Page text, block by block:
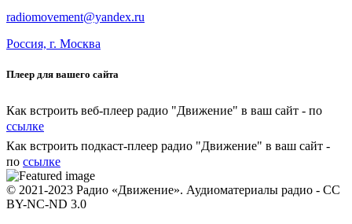
radiomovement@yandex.ru
Россия, г. Москва
Плеер для вашего сайта
Как встроить веб-плеер радио "Движение" в ваш сайт - по
ссылке
Как встроить подкаст-плеер радио "Движение" в ваш сайт -
по ссылке
© 2021-2023 Радио «Движение». Аудиоматериалы радио - CC
BY-NC-ND 3.0